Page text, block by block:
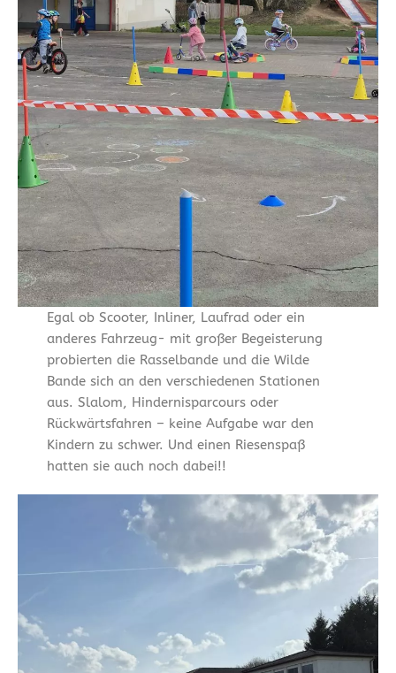
Egal ob Scooter, Inliner, Laufrad oder ein
anderes Fahrzeug- mit großer Begeisterung
probierten die Rasselbande und die Wilde
Bande sich an den verschiedenen Stationen
aus. Slalom, Hindernisparcours oder
Rückwärtsfahren – keine Aufgabe war den
Kindern zu schwer. Und einen Riesenspaß
hatten sie auch noch dabei!!